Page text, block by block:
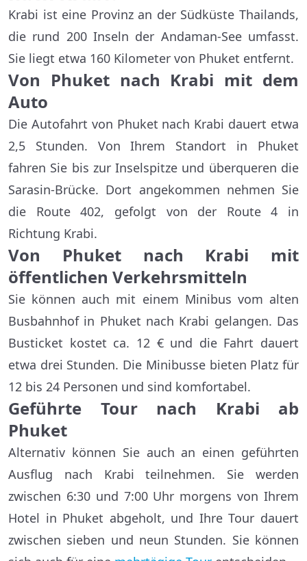
Krabi ist eine Provinz an der Südküste Thailands,
die rund 200 Inseln der Andaman-See umfasst.
Sie liegt etwa 160 Kilometer von Phuket entfernt.
Von Phuket nach Krabi mit dem
Auto
Die Autofahrt von Phuket nach Krabi dauert etwa
2,5 Stunden. Von Ihrem Standort in Phuket
fahren Sie bis zur Inselspitze und überqueren die
Sarasin-Brücke. Dort angekommen nehmen Sie
die Route 402, gefolgt von der Route 4 in
Richtung Krabi.
Von Phuket nach Krabi mit
öffentlichen Verkehrsmitteln
Sie können auch mit einem Minibus vom alten
Busbahnhof in Phuket nach Krabi gelangen. Das
Busticket kostet ca. 12 € und die Fahrt dauert
etwa drei Stunden. Die Minibusse bieten Platz für
12 bis 24 Personen und sind komfortabel.
Geführte Tour nach Krabi ab
Phuket
Alternativ können Sie auch an einen geführten
Ausflug nach Krabi teilnehmen. Sie werden
zwischen 6:30 und 7:00 Uhr morgens von Ihrem
Hotel in Phuket abgeholt, und Ihre Tour dauert
zwischen sieben und neun Stunden. Sie können